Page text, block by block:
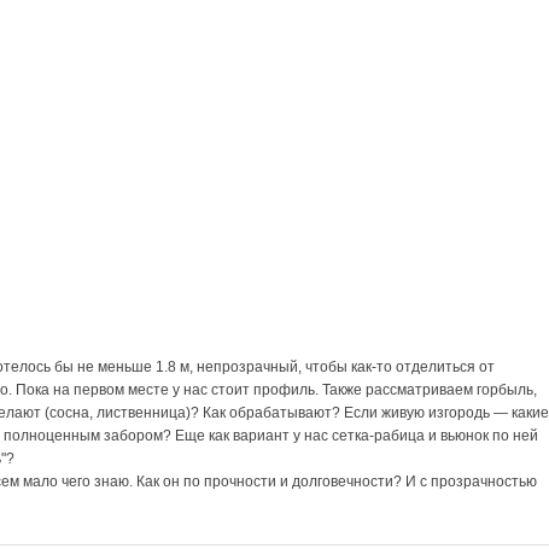
бы не меньше 1.8 м, непрозрачный, чтобы как-то отделиться от
Пока на первом месте у нас стоит профиль. Также рассматриваем горбыль,
(сосна, лиственница)? Как обрабатывают? Если живую изгородь — какие
забором? Еще как вариант у нас сетка-рабица и вьюнок по ней
мало чего знаю. Как он по прочности и долговечности? И с прозрачностью